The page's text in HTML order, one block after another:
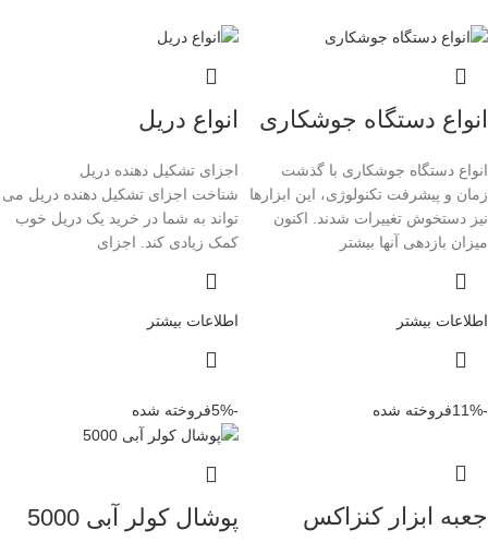
انواع دستگاه جوشکاری
انواع دستگاه جوشکاری با گذشت
زمان و پیشرفت تکنولوژی، این ابزارها
نیز دستخوش تغییرات شدند. اکنون
میزان بازدهی آنها بیشتر
اطلاعات بیشتر
انواع دریل
اجزای تشکیل دهنده دریل
شناخت اجزای تشکیل دهنده دریل می
تواند به شما در خرید یک دریل خوب
کمک زیادی کند. اجزای
اطلاعات بیشتر
-11% فروخته شده
جعبه ابزار کنزاکس
-5% فروخته شده
پوشال کولر آبی 5000